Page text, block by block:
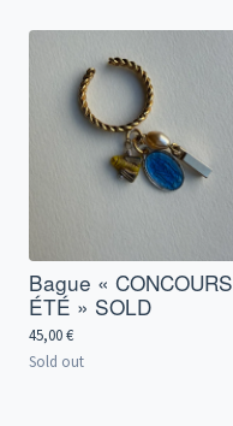
Bague « CONCOURS
ÉTÉ » SOLD
45,00€
Sold out